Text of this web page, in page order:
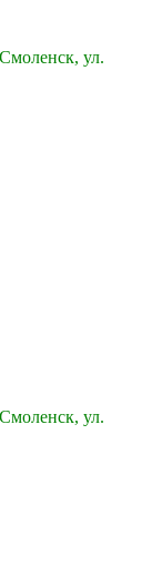
ул.
ул.